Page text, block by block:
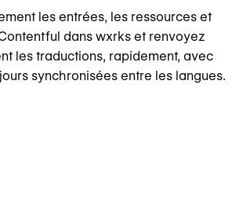
les entrées, les ressources et
dans wxrks et renvoyez
les traductions, rapidement, avec
synchronisées entre les langues.